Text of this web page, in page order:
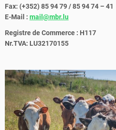
Fax: (+352) 85 94 79 / 85 94 74 – 41
E-Mail : mail@mbr.lu
Registre de Commerce : H117
Nr.TVA: LU32170155